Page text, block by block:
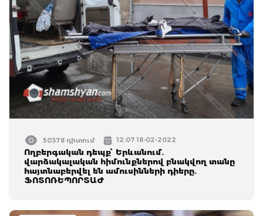
50378 դիտում 12:07 18-02-2022
Ողբերգական դեպք՝ Երևանում.
վարձակալական հիմունքներով բնակվող տանը
հայտնաբերվել են ամուսինների դիերը.
ՖՈՏՈՌԵՊՈՐՏԱԺ